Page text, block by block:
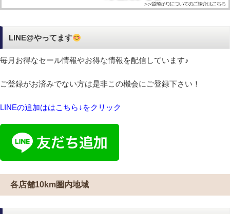
LINE@やってます
毎月お得なセール情報やお得な情報を配信しています♪
ご登録がお済みでない方は是非この機会にご登録下さい！
LINEの追加ははこちら↓をクリック
各店舗10km圏内地域